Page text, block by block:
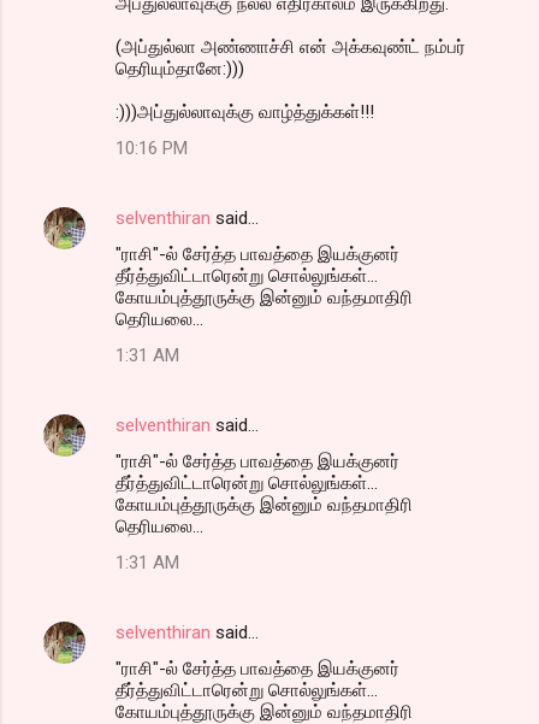
(அப்துல்லா அண்ணாச்சி என் அக்கவுண்ட் நம்பர்
தெரியும்தானே:)))
:)))அப்துல்லாவுக்கு வாழ்த்துக்கள்!!!
10:16 PM
selventhiran said…
"ராசி"-ல் சேர்த்த பாவத்தை இயக்குனர்
தீர்த்துவிட்டாரென்று சொல்லுங்கள்...
கோயம்புத்தூருக்கு இன்னும் வந்தமாதிரி
தெரியலை...
1:31 AM
selventhiran said…
"ராசி"-ல் சேர்த்த பாவத்தை இயக்குனர்
தீர்த்துவிட்டாரென்று சொல்லுங்கள்...
கோயம்புத்தூருக்கு இன்னும் வந்தமாதிரி
தெரியலை...
1:31 AM
selventhiran said…
"ராசி"-ல் சேர்த்த பாவத்தை இயக்குனர்
தீர்த்துவிட்டாரென்று சொல்லுங்கள்...
கோயம்புத்தூருக்கு இன்னும் வந்தமாதிரி